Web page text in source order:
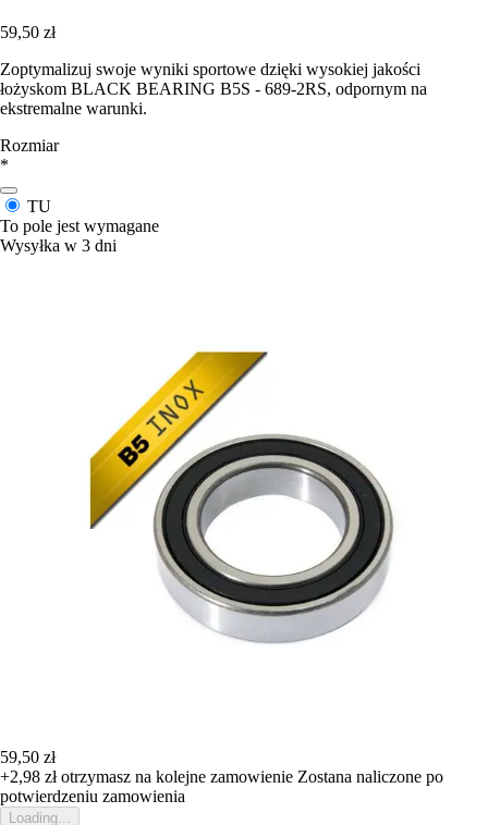
59,50 zł
Zoptymalizuj swoje wyniki sportowe dzięki wysokiej jakości
łożyskom BLACK BEARING B5S - 689-2RS, odpornym na
ekstremalne warunki.
Rozmiar
*
TU
To pole jest wymagane
Wysyłka w 3 dni
59,50 zł
+2,98 złotrzymasz na kolejne zamowienie Zostana naliczone po
potwierdzeniu zamowienia
Loading...